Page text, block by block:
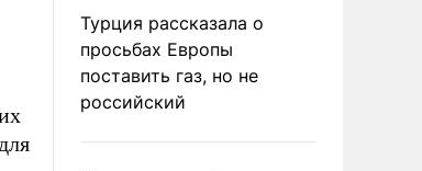
Турция рассказала о
просьбах Европы
поставить газ, но не
российский